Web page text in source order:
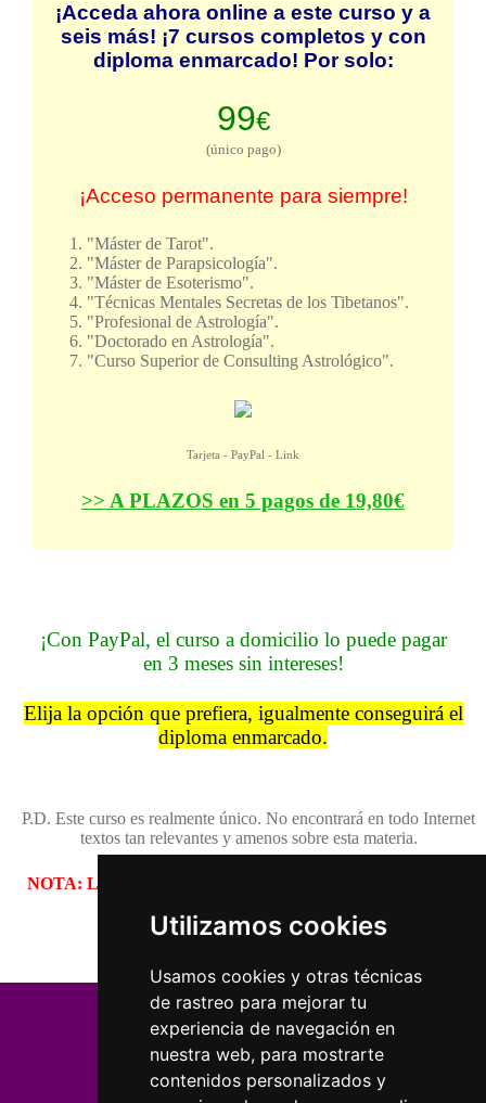
Utilizamos cookies
Usamos cookies y otras técnicas
de rastreo para mejorar tu
experiencia de navegación en
nuestra web, para mostrarte
contenidos personalizados y
¡Acceda ahora online a este curso y a
seis más! ¡7 cursos completos y con
diploma enmarcado! Por solo:
99€
(único pago)
¡Acceso permanente para siempre!
"Máster de Tarot".
"Máster de Parapsicología".
"Máster de Esoterismo".
"Técnicas Mentales Secretas de los Tibetanos".
"Profesional de Astrología".
"Doctorado en Astrología".
"Curso Superior de Consulting Astrológico".
Tarjeta - PayPal - Link
>> A PLAZOS en 5 pagos de 19,80€
¡Con PayPal, el curso a domicilio lo puede pagar
en 3 meses sin intereses!
Elija la opción que prefiera, igualmente conseguirá el
diploma enmarcado.
P.D. Este curso es realmente único. No encontrará en todo Internet
textos tan relevantes y amenos sobre esta materia.
NOTA: Los precios de todos los cursos se subirán en breve...
CURSOS ESOTÉRICOS